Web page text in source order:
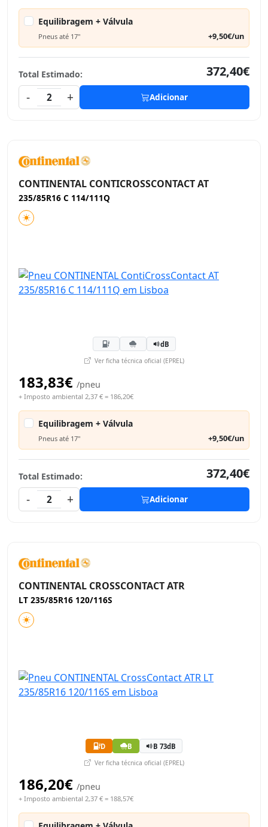
Equilibragem + Válvula
Pneus até 17" +9,50€/un
Total Estimado:
372,40€
-
2 + Adicionar
CONTINENTAL CONTICROSSCONTACT AT
235/85R16 C 114/111Q
dB
Ver ficha técnica oficial (EPREL)
183,83€ /pneu
+ Imposto ambiental 2,37 € = 186,20€
Equilibragem + Válvula
Pneus até 17" +9,50€/un
Total Estimado:
372,40€
-
2 + Adicionar
CONTINENTAL CROSSCONTACT ATR
LT 235/85R16 120/116S
D B B 73dB
Ver ficha técnica oficial (EPREL)
186,20€ /pneu
+ Imposto ambiental 2,37 € = 188,57€